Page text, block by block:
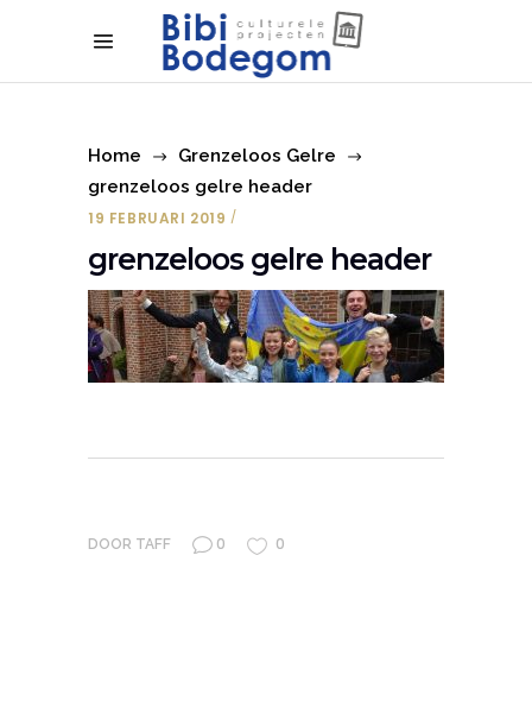
Home
Grenzeloos Gelre
grenzeloos gelre header
19 FEBRUARI 2019
grenzeloos gelre header
DOOR TAFF 0 0